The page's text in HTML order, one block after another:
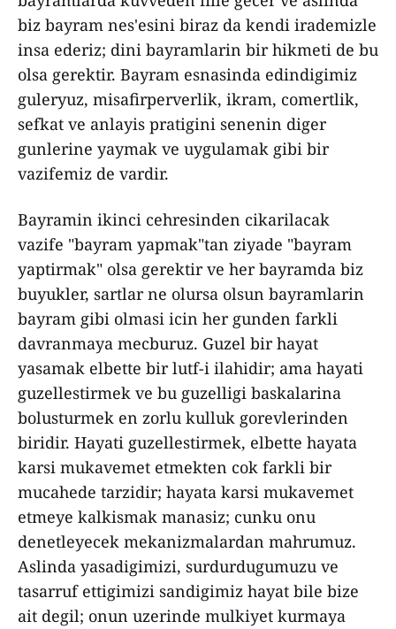
biz bayram nes'esini biraz da kendi irademizle
insa ederiz; dini bayramlarin bir hikmeti de bu
olsa gerektir. Bayram esnasinda edindigimiz
guleryuz, misafirperverlik, ikram, comertlik,
sefkat ve anlayis pratigini senenin diger
gunlerine yaymak ve uygulamak gibi bir
vazifemiz de vardir.
Bayramin ikinci cehresinden cikarilacak
vazife "bayram yapmak"tan ziyade "bayram
yaptirmak" olsa gerektir ve her bayramda biz
buyukler, sartlar ne olursa olsun bayramlarin
bayram gibi olmasi icin her gunden farkli
davranmaya mecburuz. Guzel bir hayat
yasamak elbette bir lutf-i ilahidir; ama hayati
guzellestirmek ve bu guzelligi baskalarina
bolusturmek en zorlu kulluk gorevlerinden
biridir. Hayati guzellestirmek, elbette hayata
karsi mukavemet etmekten cok farkli bir
mucahede tarzidir; hayata karsi mukavemet
etmeye kalkismak manasiz; cunku onu
denetleyecek mekanizmalardan mahrumuz.
Aslinda yasadigimizi, surdurdugumuzu ve
tasarruf ettigimizi sandigimiz hayat bile bize
ait degil; onun uzerinde mulkiyet kurmaya